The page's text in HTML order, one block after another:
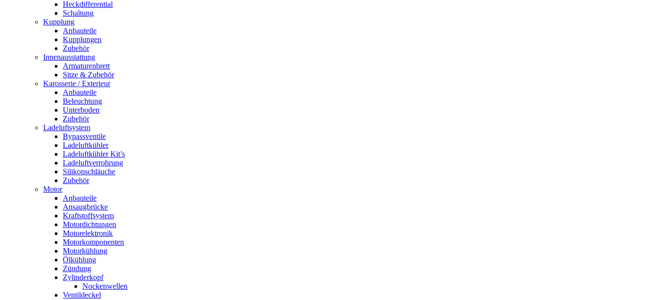
Heckdifferential
Schaltung
Kupplung
Anbauteile
Kupplungen
Zubehör
Innenausstattung
Armaturenbrett
Sitze & Zubehör
Karosserie / Exterieur
Anbauteile
Beleuchtung
Unterboden
Zubehör
Ladeluftsystem
Bypassventile
Ladeluftkühler
Ladeluftkühler Kit’s
Ladeluftverrohrung
Silikonschläuche
Zubehör
Motor
Anbauteile
Ansaugbrücke
Kraftstoffsystem
Motordichtungen
Motorelektronik
Motorkomponenten
Motorkühlung
Ölkühlung
Zündung
Zylinderkopf
Nockenwellen
Ventildeckel